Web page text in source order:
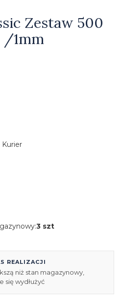
Zestaw 500
/1mm
Kurier
3 szt
REALIZACJI
niż stan magazynowy,
się wydłużyć